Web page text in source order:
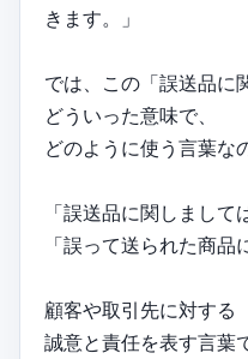
きます。」
では、この「誤送品に
どういった意味で、
どのように使う言葉な
「誤送品に関しまして
「誤って送られた商品
顧客や取引先に対する
誠意と責任を表す言葉